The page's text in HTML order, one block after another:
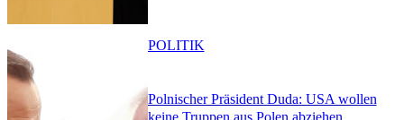
Polnischer Präsident Duda: USA wollen
POLITIK